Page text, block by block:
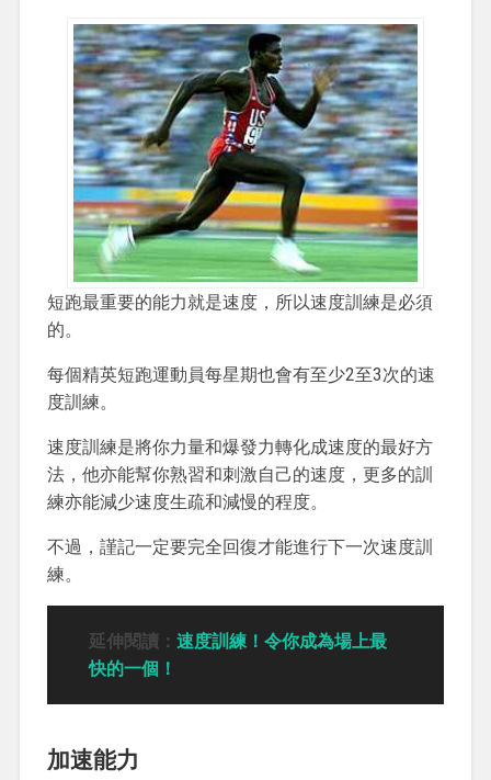
短跑最重要的能力就是速度，所以速度訓練是必須
的。
每個精英短跑運動員每星期也會有至少2至3次的速
度訓練。
速度訓練是將你力量和爆發力轉化成速度的最好方
法，他亦能幫你熟習和刺激自己的速度，更多的訓
練亦能減少速度生疏和減慢的程度。
不過，謹記一定要完全回復才能進行下一次速度訓
練。
延伸閱讀： 速度訓練！令你成為場上最
快的一個！
加速能力